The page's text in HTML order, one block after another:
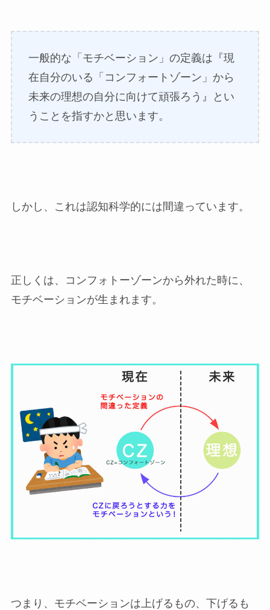
一般的な「モチベーション」の定義は『現
在自分のいる「コンフォートゾーン」から
未来の理想の自分に向けて頑張ろう』とい
うことを指すかと思います。
しかし、これは認知科学的には間違っています。
正しくは、コンフォトーゾーンから外れた時に、
モチベーションが生まれます。
つまり、モチベーションは上げるもの、下げるも